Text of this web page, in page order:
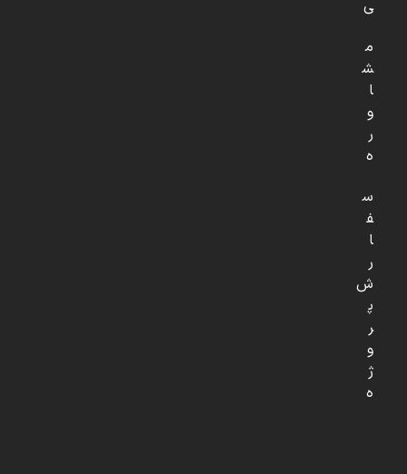
ی
م
ش
ا
و
ر
ه
س
ف
ا
ر
ش
پ
ر
و
ژ
ه